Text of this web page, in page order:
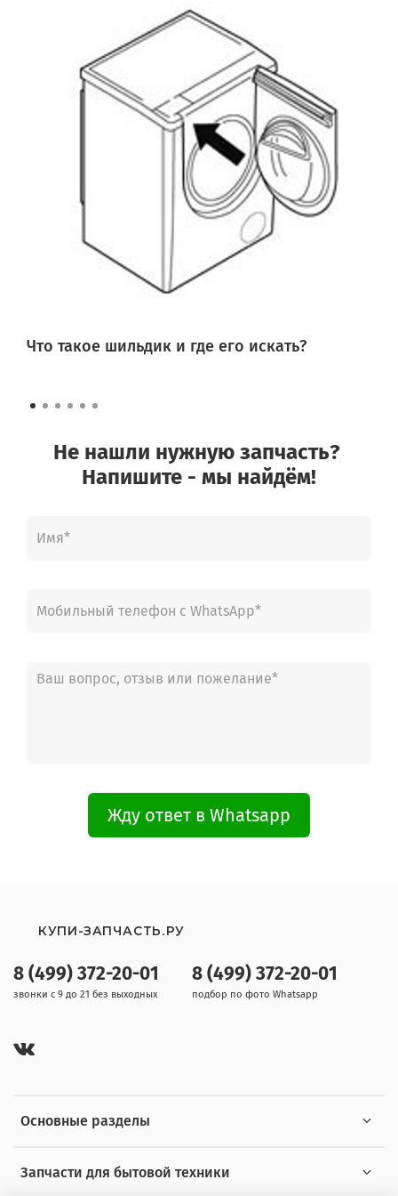
Что такое шильдик и где его искать?
Не нашли нужную запчасть?
Напишите - мы найдём!
Жду ответ в Whatsapp
Основные разделы
Запчасти для бытовой техники
8 (499) 372-20-01
звонки с 9 до 21 без выходных
8 (499) 372-20-01
подбор по фото Whatsapp
КУПИ-ЗАПЧАСТЬ.РУ